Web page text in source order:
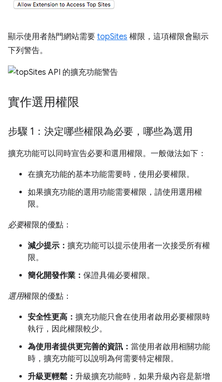
顯示使用者熱門網站需要 topSites 權限，這項權限會顯示
下列警告。
實作選用權限
步驟 1：決定哪些權限為必要，哪些為選用
擴充功能可以同時宣告必要和選用權限。一般做法如下：
在擴充功能的基本功能需要時，使用必要權限。
如果擴充功能的選用功能需要權限，請使用選用權
限。
必要權限的優點：
減少提示： 擴充功能可以提示使用者一次接受所有權
限。
簡化開發作業： 保證具備必要權限。
選用權限的優點：
安全性更高： 擴充功能只會在使用者啟用必要權限時
執行，因此權限較少。
為使用者提供更完善的資訊： 當使用者啟用相關功能
時，擴充功能可以說明為何需要特定權限。
升級更輕鬆： 升級擴充功能時，如果升級內容是新增